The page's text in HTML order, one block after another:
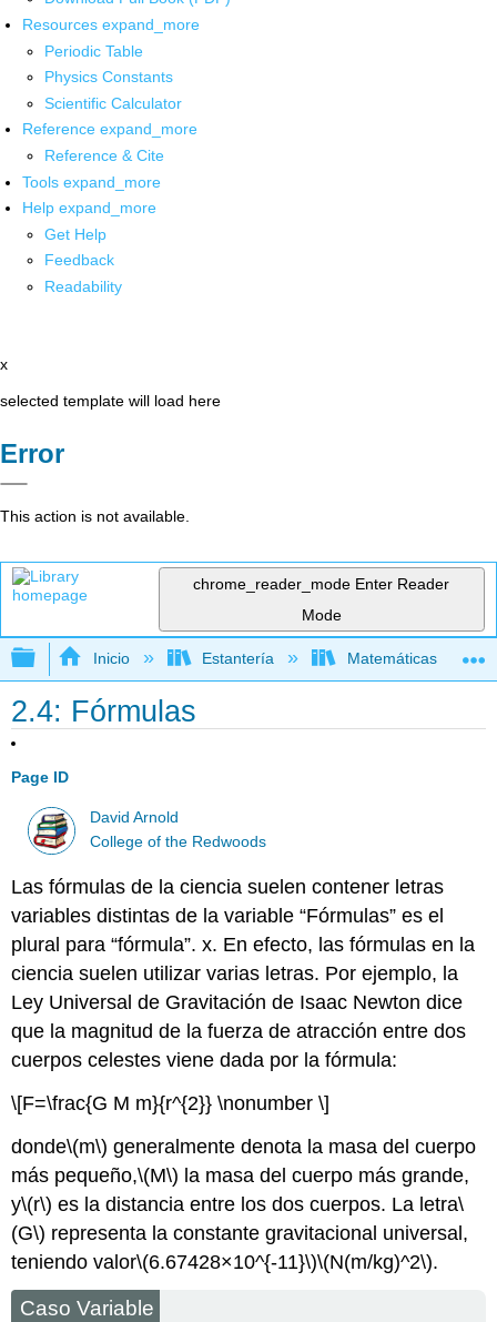
Resources expand_more
Periodic Table
Physics Constants
Scientific Calculator
Reference expand_more
Reference & Cite
Tools expand_more
Help expand_more
Get Help
Feedback
Readability
x
selected template will load here
Error
This action is not available.
chrome_reader_mode Enter Reader
Mode
Expandir/contraer jerarquía global
Inicio Estantería Matemáticas
2.4: Fórmulas
Page ID
David Arnold
College of the Redwoods
Las fórmulas de la ciencia suelen contener letras
variables distintas de la variable “Fórmulas” es el
plural para “fórmula”. x. En efecto, las fórmulas en la
ciencia suelen utilizar varias letras. Por ejemplo, la
Ley Universal de Gravitación de Isaac Newton dice
que la magnitud de la fuerza de atracción entre dos
cuerpos celestes viene dada por la fórmula:
\[F=\frac{G M m}{r^{2}} \nonumber \]
donde\(m\) generalmente denota la masa del cuerpo
más pequeño,\(M\) la masa del cuerpo más grande,
y\(r\) es la distancia entre los dos cuerpos. La letra\
(G\) representa la constante gravitacional universal,
teniendo valor\(6.67428×10^{-11}\)\(N(m/kg)^2\).
Caso Variable